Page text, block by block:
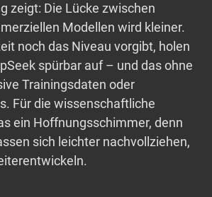
zeigt: Die Lücke zwischen
Modellen wird kleiner.
noch das Niveau vorgibt, holen
spürbar auf – und das ohne
Trainingsdaten oder
Für die wissenschaftliche
ein Hoffnungsschimmer, denn
sich leichter nachvollziehen,